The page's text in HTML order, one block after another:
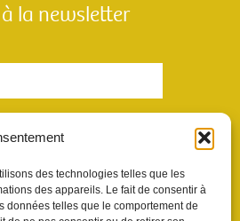
des technologies telles que les
des appareils. Le fait de consentir à
données telles que le comportement de
la newsletter
nous permettre de vous envoyer
de Scènes et Territoires. Vous
se désabonner de la newsletter.